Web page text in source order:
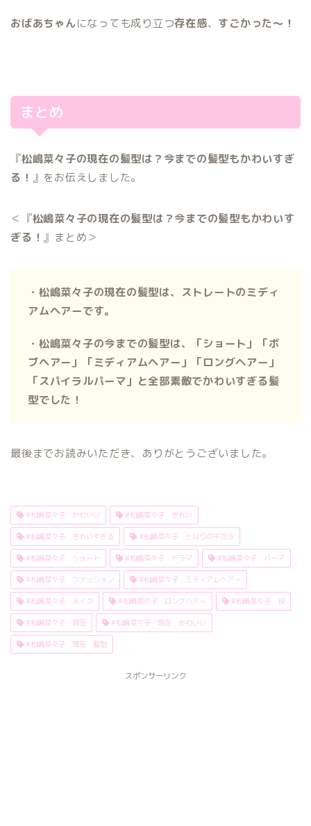
おばあちゃんになっても成り立つ存在感、 すごかった〜！
まとめ
『松嶋菜々子の現在の髪型は？今までの髪型もかわいすぎ
る！ 』をお伝えしました。
＜『松嶋菜々子の現在の髪型は？今までの髪型もかわいす
ぎる！ 』まとめ＞
・松嶋菜々子の現在の髪型は、ストレートのミディ
アムヘアーです。
・松嶋菜々子の今までの髪型は、「ショート」「ボ
ブヘアー」「ミディアムヘアー」「ロングヘアー」
「スパイラルパーマ」と全部素敵でかわいすぎる髪
型でした！
最後までお読みいただき、ありがとうございました。
#松嶋菜々子 かわいい #松嶋菜々子 きれい
#松嶋菜々子 きれいすぎる #松嶋菜々子 となりのチカラ
#松嶋菜々子 ショート #松嶋菜々子 ドラマ #松嶋菜々子 パーマ
#松嶋菜々子 ファッション #松嶋菜々子 ミディアムヘアー
#松嶋菜々子 メイク #松嶋菜々子 ロングヘアー #松嶋菜々子 役
#松嶋菜々子 現在 #松嶋菜々子 現在 かわいい
#松嶋菜々子 現在 髪型
スポンサーリンク